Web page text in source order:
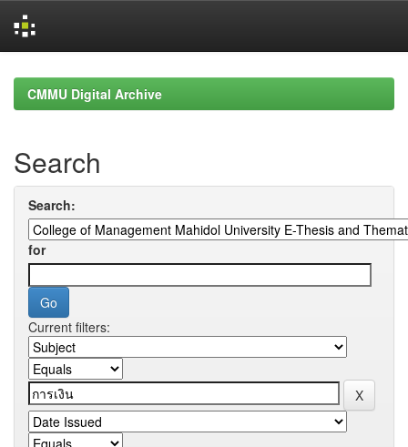
navigationCMMU Digital Archive
Search
Search:
for
Current filters: